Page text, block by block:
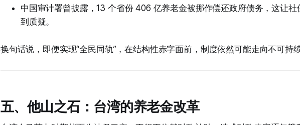
中国审计署曾披露，13 个省份 406 亿养老金被挪作偿还政府债务，这让社
到质疑。
换句话说，即便实现“全民同轨”，在结构性赤字面前，制度依然可能走向不可持续
五、他山之石：台湾的养老金改革